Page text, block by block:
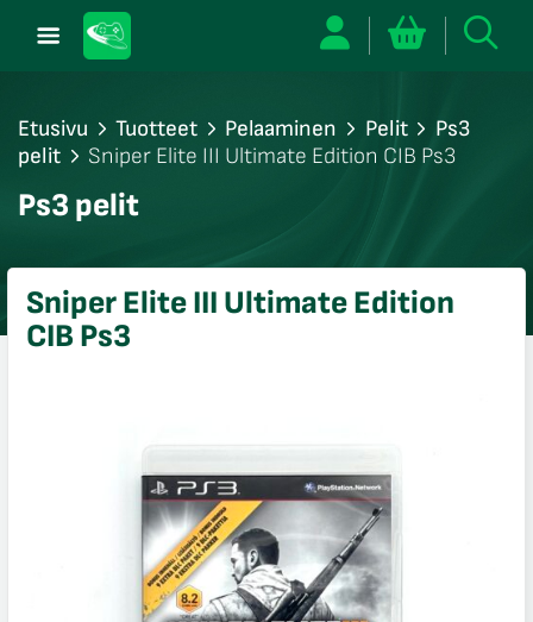
Etusivu Tuotteet Pelaaminen Pelit
Ps3
pelit
Sniper Elite III Ultimate Edition CIB Ps3
Ps3 pelit
Sniper Elite III Ultimate Edition
CIB Ps3
sulje
sulje